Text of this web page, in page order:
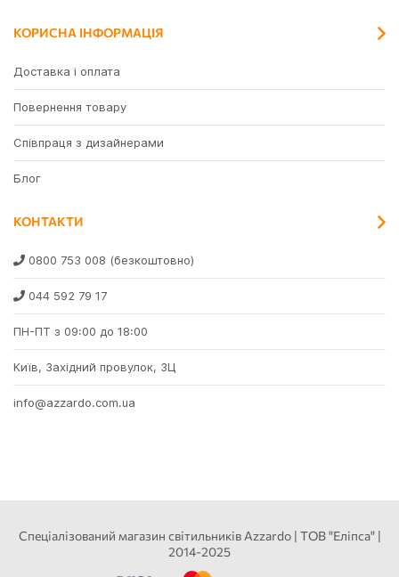
КОРИСНА ІНФОРМАЦІЯ
Доставка і оплата
Повернення товару
Співпраця з дизайнерами
Блог
КОНТАКТИ
0800 753 008 (безкоштовно)
044 592 79 17
ПН-ПТ з 09:00 до 18:00
Київ, Західний провулок, 3Ц
info@azzardo.com.ua
Спеціалізований магазин світильників Azzardo | ТОВ "Еліпса" |
2014-2025